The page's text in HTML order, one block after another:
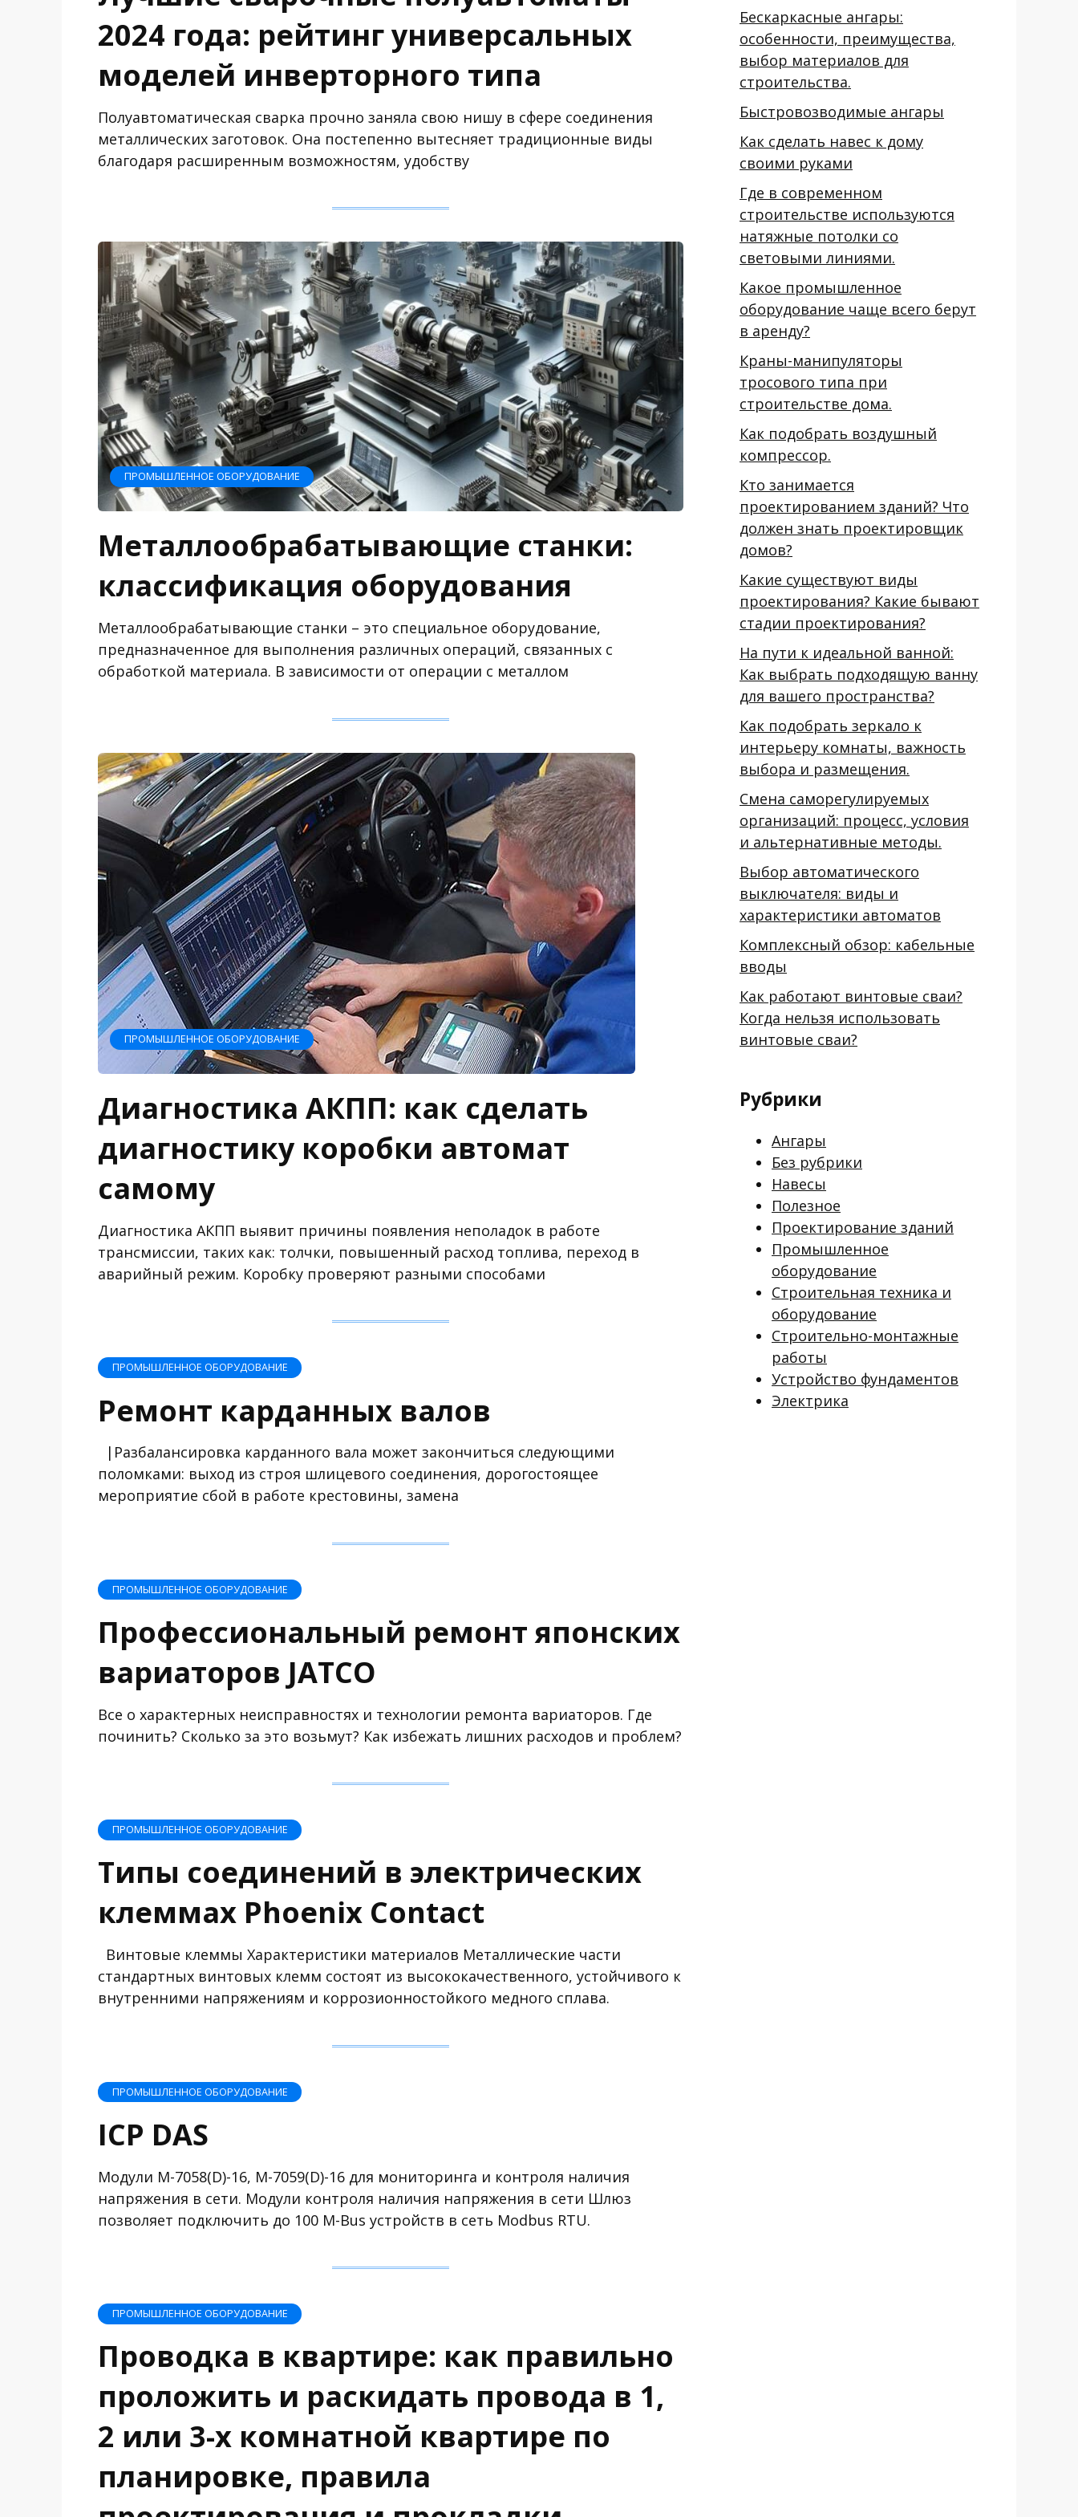
2024 года: рейтинг универсальных
моделей инверторного типа
Полуавтоматическая сварка прочно заняла свою нишу в сфере соединения
металлических заготовок. Она постепенно вытесняет традиционные виды
благодаря расширенным возможностям, удобству
ПРОМЫШЛЕННОЕ ОБОРУДОВАНИЕ
Металлообрабатывающие станки:
классификация оборудования
Металлообрабатывающие станки – это специальное оборудование,
предназначенное для выполнения различных операций, связанных с
обработкой материала. В зависимости от операции с металлом
ПРОМЫШЛЕННОЕ ОБОРУДОВАНИЕ
Диагностика АКПП: как сделать
диагностику коробки автомат
самому
Диагностика АКПП выявит причины появления неполадок в работе
трансмиссии, таких как: толчки, повышенный расход топлива, переход в
аварийный режим. Коробку проверяют разными способами
ПРОМЫШЛЕННОЕ ОБОРУДОВАНИЕ
Ремонт карданных валов
|Разбалансировка карданного вала может закончиться следующими
поломками: выход из строя шлицевого соединения, дорогостоящее
мероприятие сбой в работе крестовины, замена
ПРОМЫШЛЕННОЕ ОБОРУДОВАНИЕ
Профессиональный ремонт японских
вариаторов JATCO
Все о характерных неисправностях и технологии ремонта вариаторов. Где
починить? Сколько за это возьмут? Как избежать лишних расходов и проблем?
ПРОМЫШЛЕННОЕ ОБОРУДОВАНИЕ
Типы соединений в электрических
клеммах Phoenix Contact
Винтовые клеммы Характеристики материалов Металлические части
стандартных винтовых клемм состоят из высококачественного, устойчивого к
внутренними напряжениям и коррозионностойкого медного сплава.
ПРОМЫШЛЕННОЕ ОБОРУДОВАНИЕ
ICP DAS
Модули M-7058(D)-16, M-7059(D)-16 для мониторинга и контроля наличия
напряжения в сети. Модули контроля наличия напряжения в сети Шлюз
позволяет подключить до 100 M-Bus устройств в сеть Modbus RTU.
ПРОМЫШЛЕННОЕ ОБОРУДОВАНИЕ
Проводка в квартире: как правильно
проложить и раскидать провода в 1,
2 или 3-х комнатной квартире по
планировке, правила
Бескаркасные ангары:
особенности, преимущества,
выбор материалов для
строительства.
Быстровозводимые ангары
Как сделать навес к дому
своими руками
Где в современном
строительстве используются
натяжные потолки со
световыми линиями.
Какое промышленное
оборудование чаще всего берут
в аренду?
Краны-манипуляторы
тросового типа при
строительстве дома.
Как подобрать воздушный
компрессор.
Кто занимается
проектированием зданий? Что
должен знать проектировщик
домов?
Какие существуют виды
проектирования? Какие бывают
стадии проектирования?
На пути к идеальной ванной:
Как выбрать подходящую ванну
для вашего пространства?
Как подобрать зеркало к
интерьеру комнаты, важность
выбора и размещения.
Смена саморегулируемых
организаций: процесс, условия
и альтернативные методы.
Выбор автоматического
выключателя: виды и
характеристики автоматов
Комплексный обзор: кабельные
вводы
Как работают винтовые сваи?
Когда нельзя использовать
винтовые сваи?
Рубрики
Ангары
Без рубрики
Навесы
Полезное
Проектирование зданий
Промышленное
оборудование
Строительная техника и
оборудование
Строительно-монтажные
работы
Устройство фундаментов
Электрика